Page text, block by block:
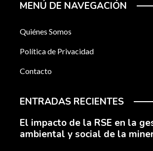
MENÚ DE NAVEGACIÓN
Quiénes Somos
Política de Privacidad
Contacto
ENTRADAS RECIENTES
El impacto de la RSE en la
ambiental y social de la